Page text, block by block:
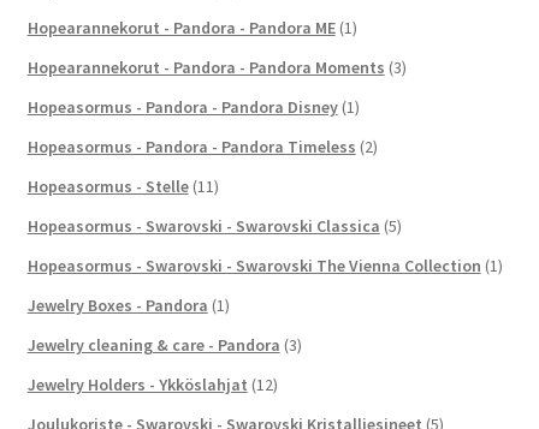
Hopearannekorut - Pandora - Pandora ME (1)
Hopearannekorut - Pandora - Pandora Moments (3)
Hopeasormus - Pandora - Pandora Disney (1)
Hopeasormus - Pandora - Pandora Timeless (2)
Hopeasormus - Stelle (11)
Hopeasormus - Swarovski - Swarovski Classica (5)
Hopeasormus - Swarovski - Swarovski The Vienna Collection (1)
Jewelry Boxes - Pandora (1)
Jewelry cleaning & care - Pandora (3)
Jewelry Holders - Ykköslahjat (12)
Joulukoriste - Swarovski - Swarovski Kristalliesineet (5)